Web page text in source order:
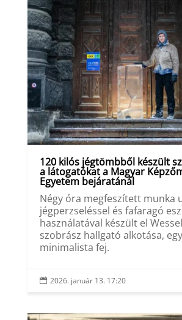
120 kilós jégtömbből készült
a látogatókat a Magyar
Egyetem bejáratánál
Négy óra megfeszített munka
jégperzseléssel és fafaragó
használatával készült el
szobrász hallgató alkotása, egy
minimalista fej.
 2026. január 13. 17:20